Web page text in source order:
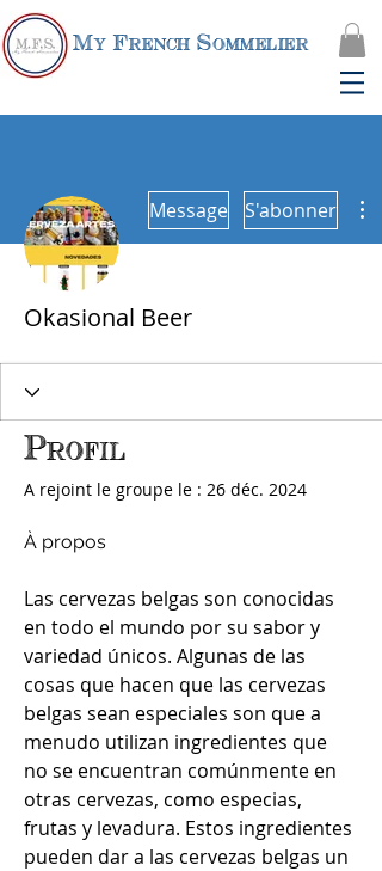
My French Sommelier
Message S'abonner
Okasional Beer
Profil
A rejoint le groupe le : 26 déc. 2024
À propos
Las cervezas belgas son conocidas
en todo el mundo por su sabor y
variedad únicos. Algunas de las
cosas que hacen que las cervezas
belgas sean especiales son que a
menudo utilizan ingredientes que
no se encuentran comúnmente en
otras cervezas, como especias,
frutas y levadura. Estos ingredientes
pueden dar a las cervezas belgas un